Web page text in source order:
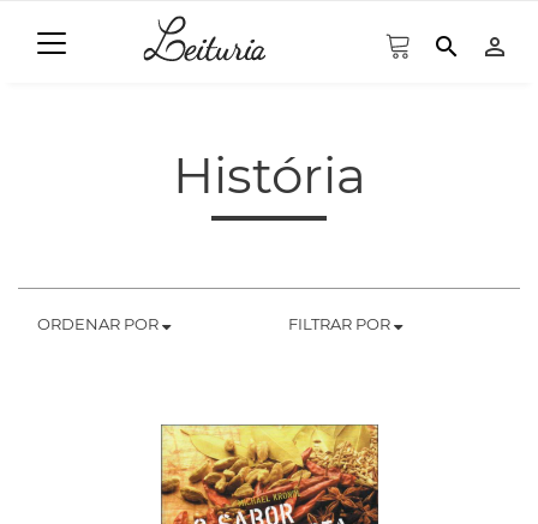
search person_outline
História
ORDENAR POR FILTRAR POR